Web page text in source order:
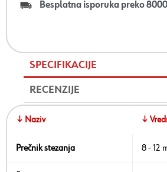
Besplatna isporuka preko
SPECIFIKACIJE
RECENZIJE
↓ Naziv ↓
Prečnik stezanja 8 - 12